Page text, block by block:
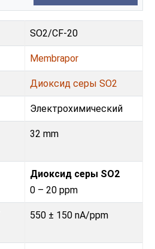
SO2/CF-20
Membrapor
Диоксид серы SO2
Электрохимический
32 mm
Диоксид серы SO2
0 – 20 ppm
550 ± 150 nA/ppm